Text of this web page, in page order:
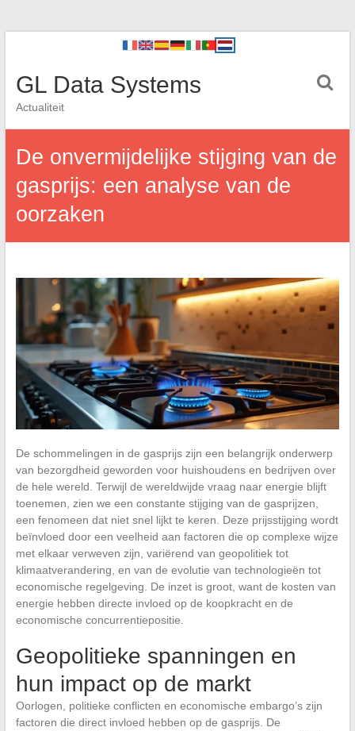
GL Data Systems
Actualiteit
De onvermijdelijke stijging van de
gasprijs: een analyse van de
oorzaken
De schommelingen in de gasprijs zijn een belangrijk onderwerp
van bezorgdheid geworden voor huishoudens en bedrijven over
de hele wereld. Terwijl de wereldwijde vraag naar energie blijft
toenemen, zien we een constante stijging van de gasprijzen,
een fenomeen dat niet snel lijkt te keren. Deze prijsstijging wordt
beïnvloed door een veelheid aan factoren die op complexe wijze
met elkaar verweven zijn, variërend van geopolitiek tot
klimaatverandering, en van de evolutie van technologieën tot
economische regelgeving. De inzet is groot, want de kosten van
energie hebben directe invloed op de koopkracht en de
economische concurrentiepositie.
Geopolitieke spanningen en
hun impact op de markt
Oorlogen, politieke conflicten en economische embargo’s zijn
factoren die direct invloed hebben op de gasprijs. De